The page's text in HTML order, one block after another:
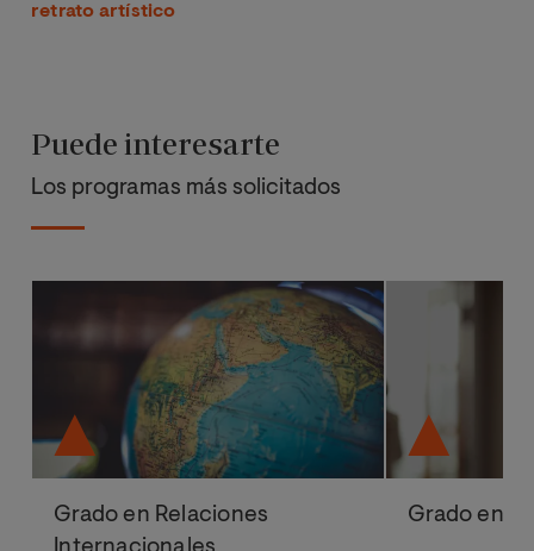
retrato artístico
Puede interesarte
Los programas más solicitados
Grado en Relaciones
Grado en